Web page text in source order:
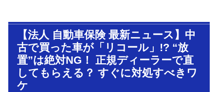
【法人 自動車保険 最新ニュース】中
古で買った車が「リコール」!? “放
置”は絶対NG！ 正規ディーラーで直
してもらえる？ すぐに対処すべきワ
ケ